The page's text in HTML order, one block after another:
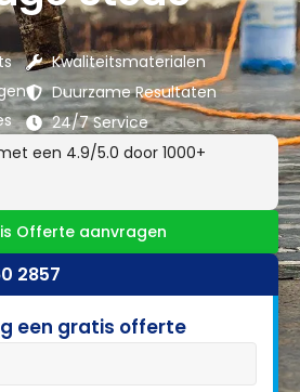
Kwaliteitsmaterialen
Duurzame Resultaten
24/7 Service
met een 4.9/5.0 door 1000+
Offerte aanvragen
2857
een gratis offerte